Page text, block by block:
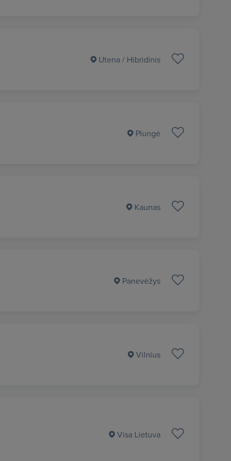
Utena / Hibridinis
Plungė
Kaunas
Panevėžys
Vilnius
Visa Lietuva